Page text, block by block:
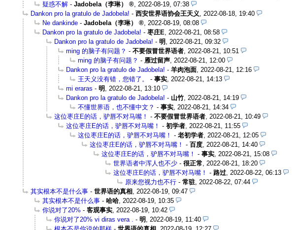
疑惑不解 - Jadobela（李琳） , 2022-08-19, 07:38
Dankon pro la gratulo de Jadobela! - 西安世界语协会王天义, 2022-08-18, 19:40
Ne dankinde - Jadobela（李琳） , 2022-08-19, 08:08
Dankon pro la gratulo de Jadobela! - 枣庄E, 2022-08-21, 08:58
Dankon pro la gratulo de Jadobela! - 明 , 2022-08-21, 09:32
ming 的脑子有问题？ - 不要假冒世界语者, 2022-08-21, 10:51
ming 的脑子有问题？ - 雁过留声, 2022-08-21, 12:00
Dankon pro la gratulo de Jadobela! - 羊肉泡面, 2022-08-21, 12:16
王天义没有错，您错了。
- 事实, 2022-08-21, 14:13
mi eraras - 明 , 2022-08-21, 13:10
Dankon pro la gratulo de Jadobela! - 山竹, 2022-08-21, 14:19
不懂世界语，也不懂中文？ - 事实, 2022-08-21, 14:34
这位枣庄E的话，驴唇不对马嘴！ - 不要假冒世界语者, 2022-08-21, 10:49
这位枣庄E的话，驴唇不对马嘴！ - 初学者, 2022-08-21, 11:55
这位枣庄E的话，驴唇不对马嘴！ - 老初学者, 2022-08-21, 12:05
这位枣庄E的话，驴唇不对马嘴！ - 百度, 2022-08-21, 14:40
这位枣庄E的话，驴唇不对马嘴！ - 事实, 2022-08-21, 15:08
世界语者中浑人也不少 - 很正常, 2022-08-21, 18:20
这位枣庄E的话，驴唇不对马嘴！ - 路过, 2022-08-22, 06:13
原来您视力也不行 - 常驻, 2022-08-22, 07:44
其实根本不是什么事 - 世界语的真相 , 2022-08-19, 09:47
其实根本不是什么事 - 哈哈, 2022-08-19, 10:35
你说对了20% - 客观事实, 2022-08-19, 10:42
你说对了20% vi diras vera . - 明 , 2022-08-19, 11:40